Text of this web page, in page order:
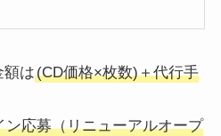
額は(CD価格×枚数)＋代行手
ン応募（リニューアルオープ